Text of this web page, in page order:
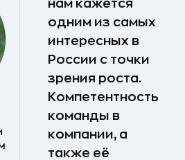
нам кажется
одним из самых
интересных в
России с точки
зрения роста.
Компетентность
команды в
компании, а
также её